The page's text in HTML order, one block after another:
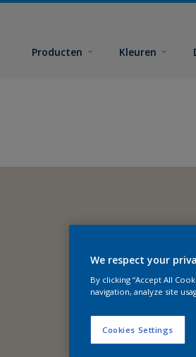
Producten Kleuren
We respect your
By clicking “Accept All
navigation, analyze site
Cookies Settings